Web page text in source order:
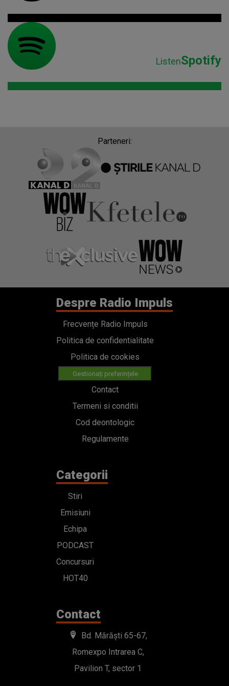
ListenSpotify
Parteneri:
Despre Radio Impuls
Frecvențe Radio Impuls
Politica de confidentialitate
Politica de cookies
Gestionați preferințele
Contact
Termeni si conditii
Cod deontologic
Regulamente
Categorii
Stiri
Emisiuni
Echipa
PODCAST
Concursuri
HOT40
Contact
Bd. Mărăști 65-67,
Romexpo Intrarea C,
Pavilion T, sector 1